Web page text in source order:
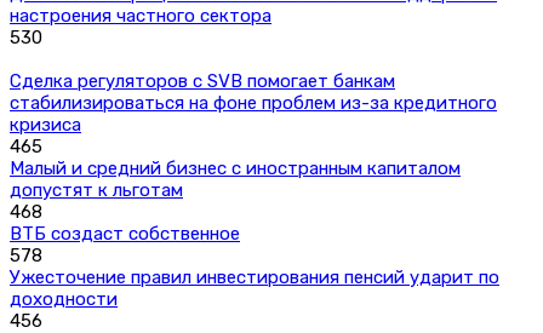
настроения частного сектора
530
Сделка регуляторов с SVB помогает банкам
стабилизироваться на фоне проблем из-за кредитного
кризиса
465
Малый и средний бизнес с иностранным капиталом
допустят к льготам
468
ВТБ создаст собственное
578
Ужесточение правил инвестирования пенсий ударит по
доходности
456